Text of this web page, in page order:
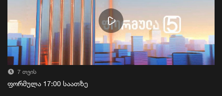
7 თვის
ფორმულა 17:00 საათზე